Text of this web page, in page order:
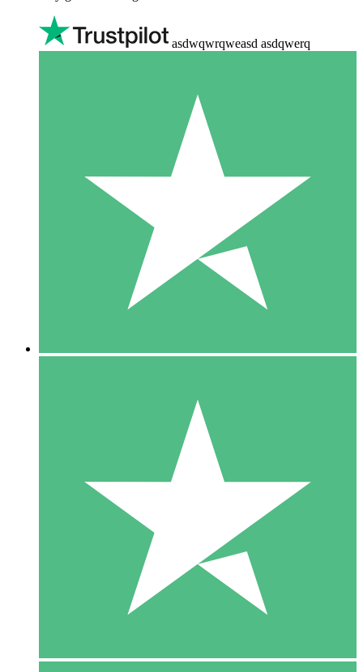
asdwqwrqweasd asdqwerq